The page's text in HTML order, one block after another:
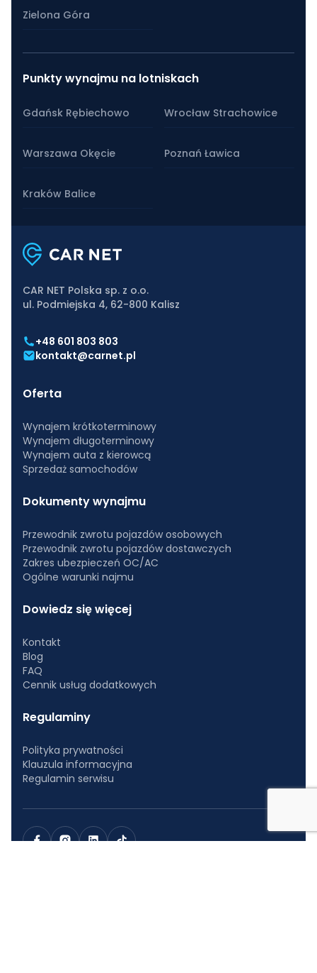
Zielona Góra
Punkty wynajmu na lotniskach
Gdańsk Rębiechowo Wrocław Strachowice
Warszawa Okęcie Poznań Ławica
Kraków Balice
CAR NET Polska sp. z o.o.
ul. Podmiejska 4, 62-800 Kalisz
+48 601 803 803
kontakt@carnet.pl
Oferta
Wynajem krótkoterminowy
Wynajem długoterminowy
Wynajem auta z kierowcą
Sprzedaż samochodów
Dokumenty wynajmu
Przewodnik zwrotu pojazdów osobowych
Przewodnik zwrotu pojazdów dostawczych
Zakres ubezpieczeń OC/AC
Ogólne warunki najmu
Dowiedz się więcej
Kontakt
Blog
FAQ
Cennik usług dodatkowych
Regulaminy
Polityka prywatności
Klauzula informacyjna
Regulamin serwisu